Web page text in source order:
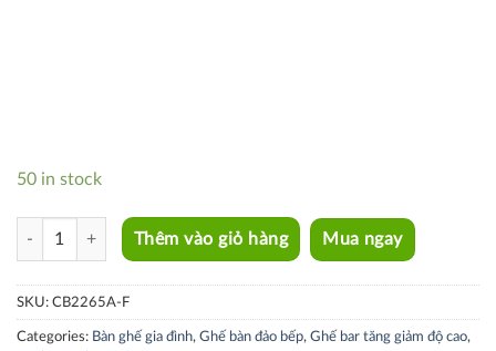
50 in stock
CB2265A-F quantity
Thêm vào giỏ hàng Mua ngay
SKU: CB2265A-F
Categories: Bàn ghế gia đình, Ghế bàn đảo bếp, Ghế bar tăng giảm độ cao,